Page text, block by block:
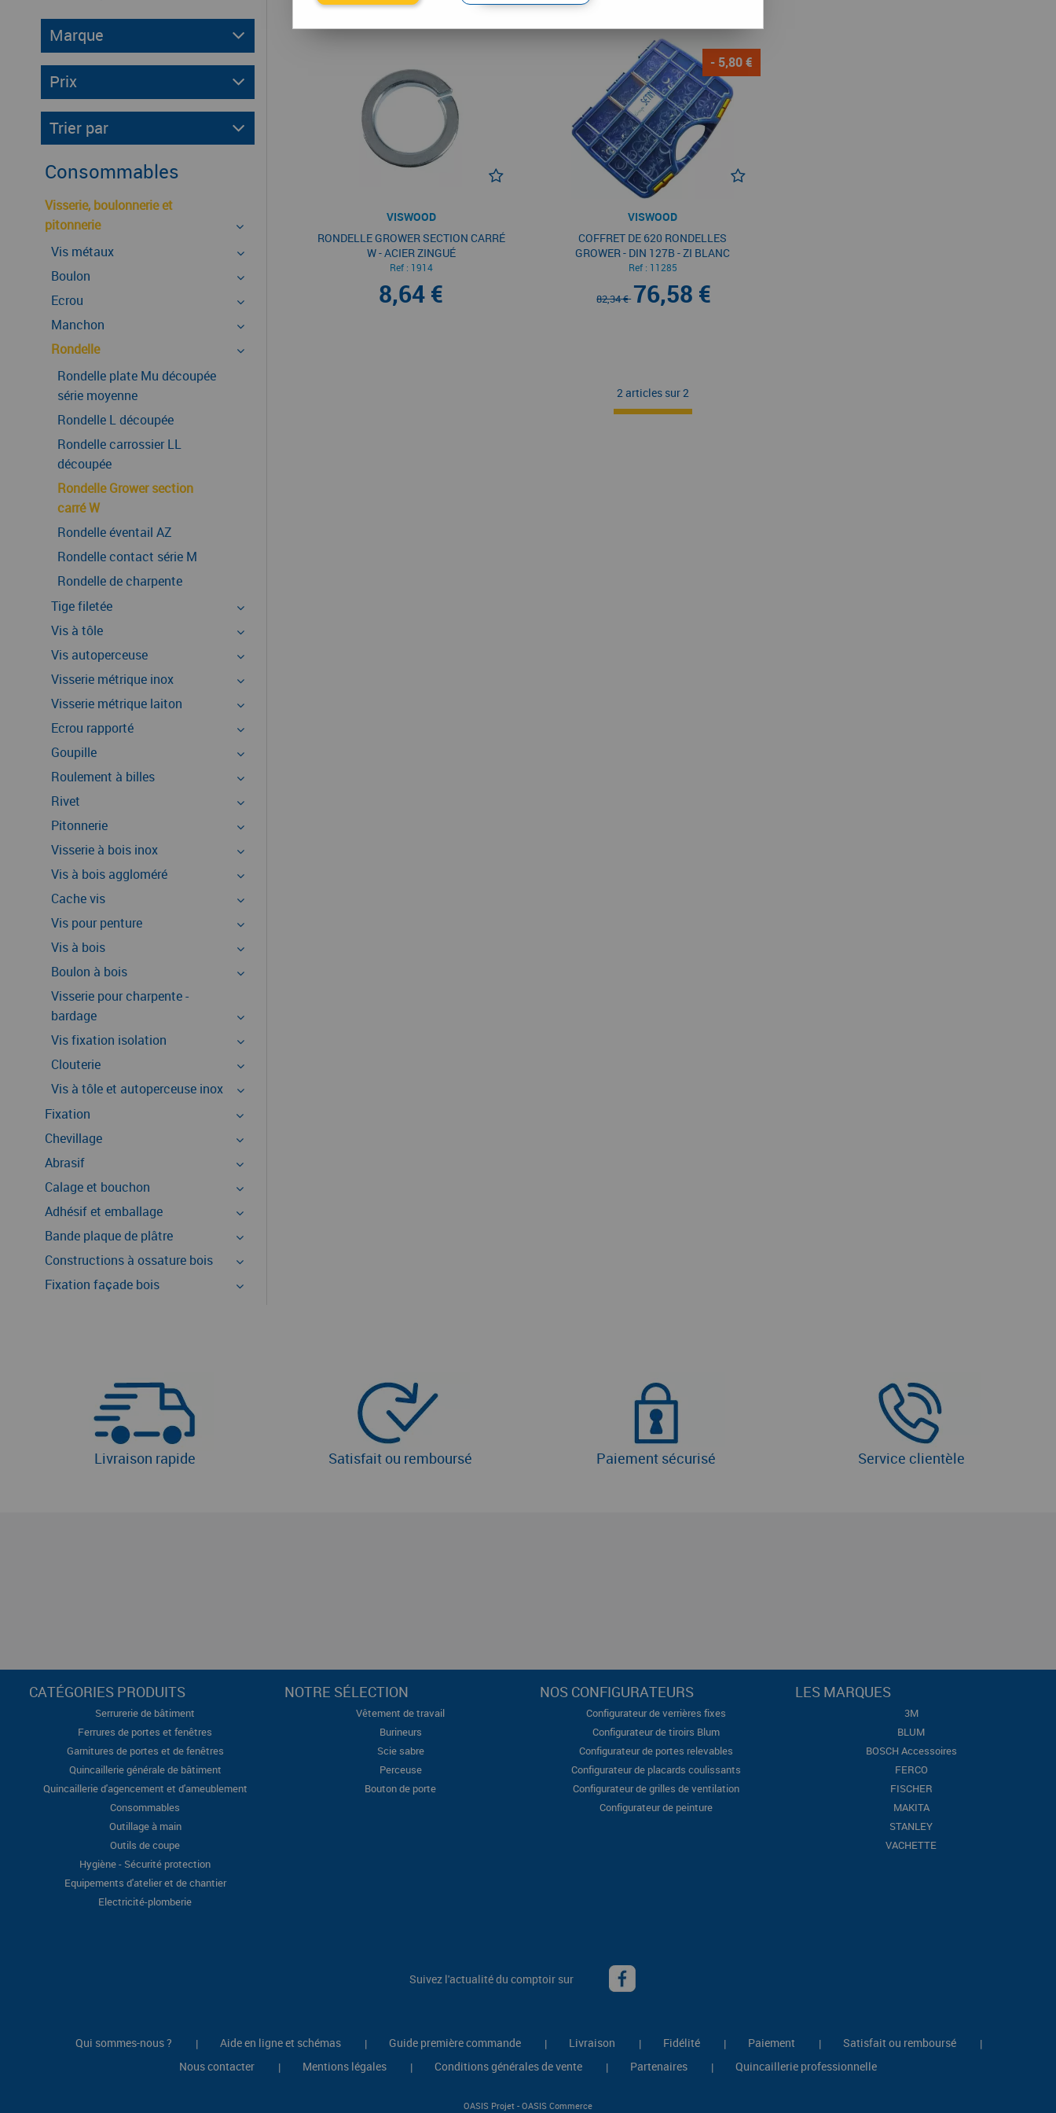
Marque
Prix
Trier par
Consommables
Visserie, boulonnerie et
pitonnerie
Vis métaux
Boulon
Ecrou
Manchon
Rondelle
Rondelle plate Mu découpée
série moyenne
Rondelle L découpée
Rondelle carrossier LL
découpée
Rondelle Grower section
carré W
Rondelle éventail AZ
Rondelle contact série M
Rondelle de charpente
Tige filetée
Vis à tôle
Vis autoperceuse
Visserie métrique inox
Visserie métrique laiton
Ecrou rapporté
Goupille
Roulement à billes
Rivet
Pitonnerie
Visserie à bois inox
Vis à bois aggloméré
Cache vis
Vis pour penture
Vis à bois
Boulon à bois
Visserie pour charpente -
bardage
Vis fixation isolation
Clouterie
Vis à tôle et autoperceuse inox
Fixation
Chevillage
Abrasif
Calage et bouchon
Adhésif et emballage
Bande plaque de plâtre
Constructions à ossature bois
Fixation façade bois
VISWOOD
RONDELLE GROWER SECTION CARRÉ
W - ACIER ZINGUÉ
Ref : 1914
8,64 €
- 5,80 €
VISWOOD
COFFRET DE 620 RONDELLES
GROWER - DIN 127B - ZI BLANC
Ref : 11285
82,34 € 76,58 €
2 articles sur2
Livraison rapide Satisfait ou remboursé Paiement sécurisé Service clientèle
CATÉGORIES PRODUITS
Serrurerie de bâtiment
Ferrures de portes et fenêtres
Garnitures de portes et de fenêtres
Quincaillerie générale de bâtiment
Quincaillerie d'agencement et d'ameublement
Consommables
Outillage à main
Outils de coupe
Hygiène - Sécurité protection
Equipements d'atelier et de chantier
Electricité-plomberie
NOTRE SÉLECTION
Vêtement de travail
Burineurs
Scie sabre
Perceuse
Bouton de porte
NOS CONFIGURATEURS
Configurateur de verrières fixes
Configurateur de tiroirs Blum
Configurateur de portes relevables
Configurateur de placards coulissants
Configurateur de grilles de ventilation
Configurateur de peinture
LES MARQUES
3M
BLUM
BOSCH Accessoires
FERCO
FISCHER
MAKITA
STANLEY
VACHETTE
Suivez l'actualité du comptoir sur
Qui sommes-nous ? | Aide en ligne et schémas | Guide première commande | Livraison | Fidélité | Paiement | Satisfait ou remboursé
|
Nous contacter
| Mentions légales | Conditions générales de vente | Partenaires | Quincaillerie professionnelle
OASIS Projet - OASIS Commerce